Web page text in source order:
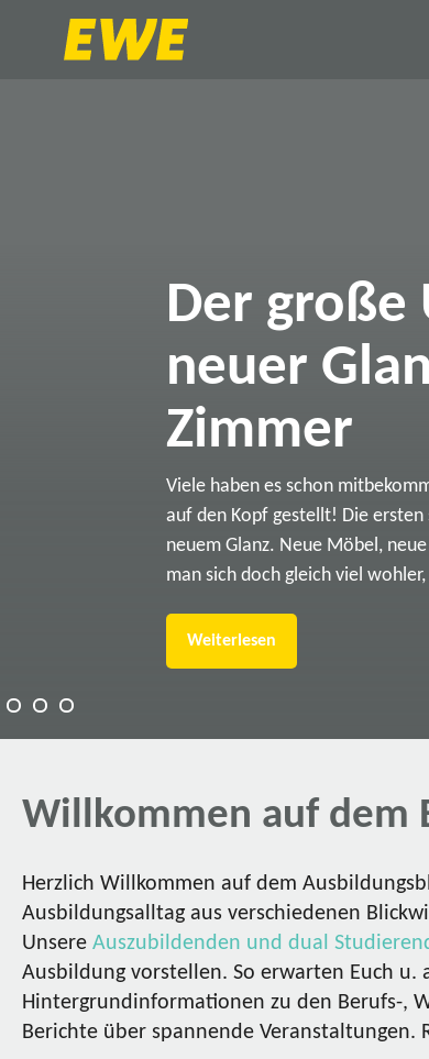
Der große
neuer
Zimmer
Viele haben es schon
auf den Kopf gestellt! Die ersten
neuem Glanz. Neue Möbel,
man sich doch gleich viel
Weiterlesen
Willkommen auf dem
Herzlich Willkommen auf dem
Ausbildungsalltag aus verschiedenen
Unsere Auszubildenden und dual
Ausbildung vorstellen. So erwarten Euch u.
Hintergrundinformationen zu den Berufs-,
Berichte über spannende Veranstaltungen.